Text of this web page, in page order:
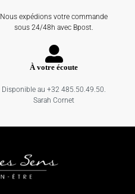
Nous expédions votre commande
sous 24/48h avec Bpost.
À votre écoute
Disponible au +32 485.50.49.50.
Sarah Cornet